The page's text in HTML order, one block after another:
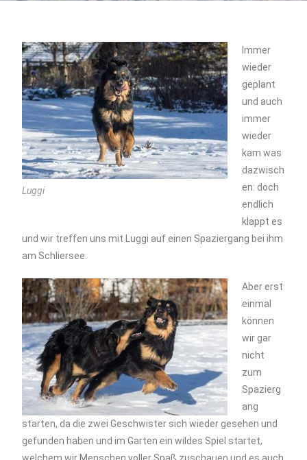
Luggi
Immer
wieder
geplant
und auch
immer
wieder
kam was
dazwisch
en: doch
endlich
klappt es
und wir treffen uns mit Luggi auf einen Spaziergang bei ihm
am Schliersee.
Aber erst
einmal
können
wir gar
nicht
zum
Spazierg
ang
starten, da die zwei Geschwister sich wieder gesehen und
gefunden haben und im Garten ein wildes Spiel startet,